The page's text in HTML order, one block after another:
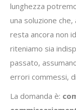
lunghezza
una soluzione
resta ancora non
riteniamo sia
passato,
errori commessi,
La domanda è: